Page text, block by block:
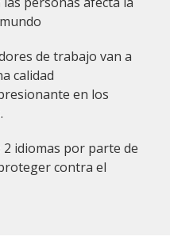
de trabajo van a
calidad
en los
idiomas por parte de
contra el